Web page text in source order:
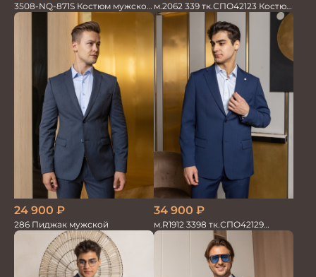
3508-NQ-871S Костюм мужской
двойка со льном в елочку
м.2062 339 тк.СПО42123 Костюм
мужской однотон красивый
синий
24 900 ₽
286 Пиджак мужской
34 900 ₽
м.R1912 3398 тк.СПО42129
Костюм мужской